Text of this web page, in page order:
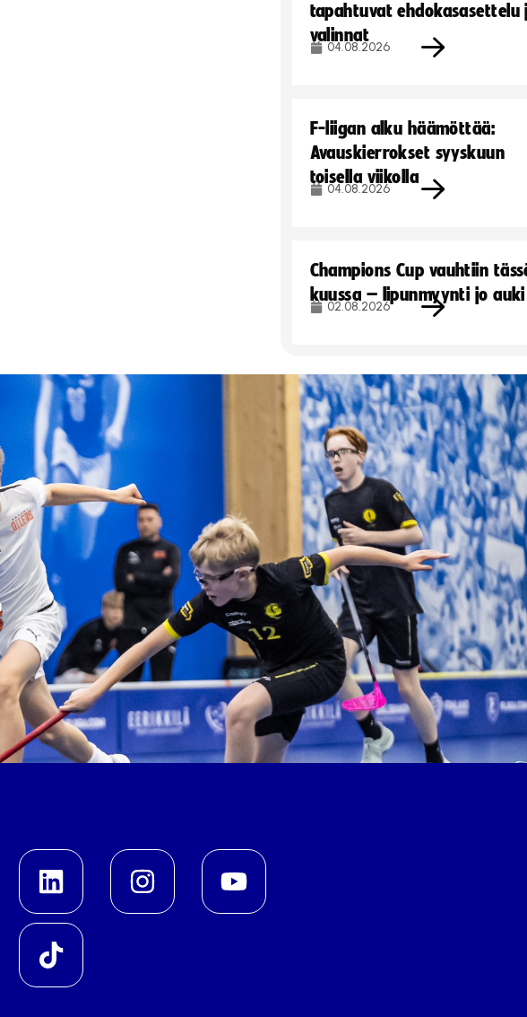
tapahtuvat ehdokasasettelu
valinnat
04.08.2026
F-liigan alku häämöttää:
Avauskierrokset syyskuun
toisella viikolla
04.08.2026
Champions Cup vauhtiin
kuussa – lipunmyynti jo auki
02.08.2026